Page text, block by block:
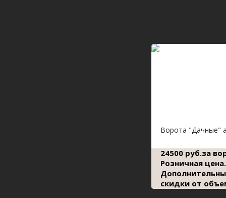
Ворота "Дачные"
24500 руб.за
Розничная цена.
скидки от